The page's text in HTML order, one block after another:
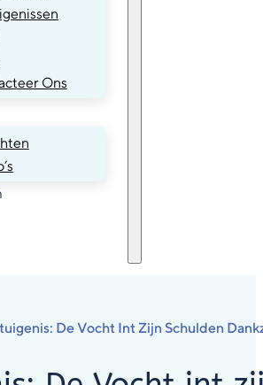
Ons
De Vocht Int Zijn Schulden